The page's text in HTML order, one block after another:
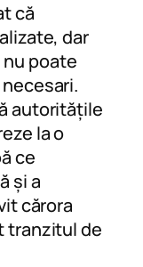
că
dar
poate
autoritățile
la o
ce
și a
cărora
tranzitul de